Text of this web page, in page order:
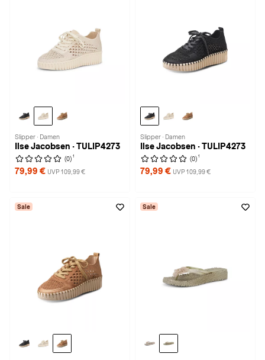
Slipper · Damen
Ilse Jacobsen · TULIP4273
(0) 1
79,99 € UVP 109,99 €
Slipper · Damen
Ilse Jacobsen · TULIP4273
(0) 1
79,99 € UVP 109,99 €
Sale Sale